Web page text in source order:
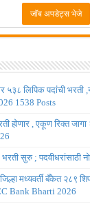
लिपिक पदांची भरती
1538 Posts
होणार , एकूण रिक्त
भरती सुरु ; पदवीधरांसाठी
मध्यवर्ती बँकेत २८९
Bank Bharti 2026